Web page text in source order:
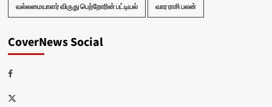
வல்லமையாளர் விருது பெற்றோரின் பட்டியல் வார ராசி பலன்
CoverNews Social
Facebook
Twitter